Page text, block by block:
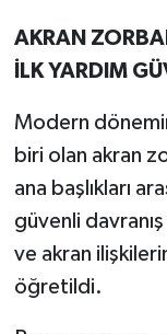
AKRAN
İLK YARDIM
Modern
biri olan akran
ana başlıkları
güvenli
ve akran
öğretildi.